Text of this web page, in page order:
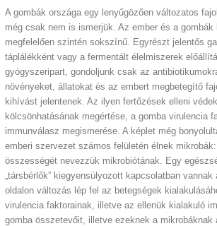
A gombák országa egy lenyűgözően változatos
még csak nem is ismerjük. Az ember és a
megfelelően szintén sokszínű. Egyrészt jelentős
táplálékként vagy a fermentált élelmiszerek
gyógyszeripart, gondoljunk csak az
növényeket, állatokat és az embert megbetegítő
kihívást jelentenek. Az ilyen fertőzések elleni
kölcsönhatásának megértése, a gomba virulencia
immunválasz megismerése. A képlet még
emberi szervezet számos felületén élnek
összességét nevezzük mikrobiótának. Egy
„társbérlők” kiegyensúlyozott kapcsolatban
oldalon változás lép fel az betegségek
virulencia faktorainak, illetve az ellenük kialakuló
gomba összetevőit, illetve ezeknek a